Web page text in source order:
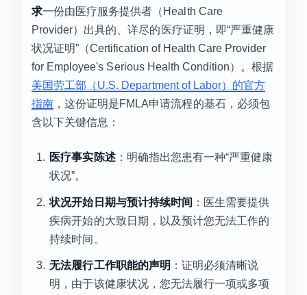
求一份由医疗服务提供者（Health Care
Provider）出具的、详尽的医疗证明，即“严重健康
状况证明”（Certification of Health Care Provider
for Employee's Serious Health Condition）。根据
美国劳工部（U.S. Department of Labor）的官方
指南 ，这份证明是FMLA申请流程的基石，必须包
含以下关键信息：
医疗事实陈述：明确指出您患有一种“严重健康
状况”。
状况开始日期与预计持续时间 ：医生需要提供
疾病开始的大致日期，以及预计您无法工作的
持续时间。
无法履行工作职能的声明 ：证明必须清晰说
明，由于该健康状况，您无法履行一项或多项